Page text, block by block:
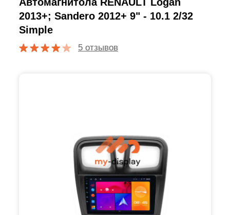
2013+; Sandero 2012+ 9" - 10.1 2/32
Simple
5 отзывов